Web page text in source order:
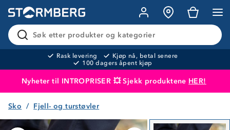
Søk etter produkter og kategorier
Rask levering
Kjøp nå, betal senere
100 dagers åpent kjøp
Nyheter til INTROPRISER 💥 Sjekk produktene HER!
Produktet er lagt i handlekurven
Sko Fjell- og turstøvler